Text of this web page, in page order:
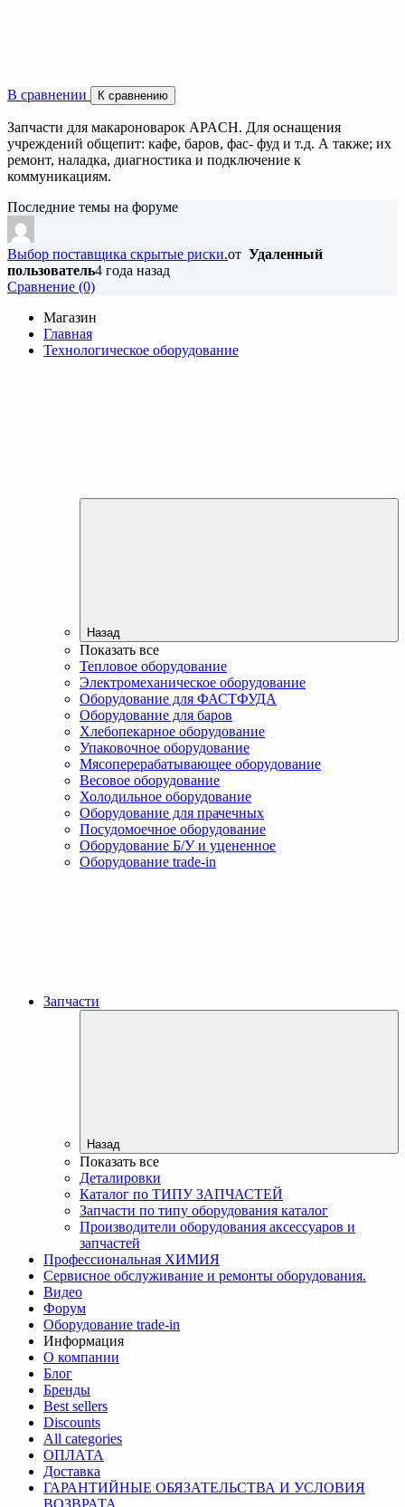
В сравнении К сравнению
Запчасти для макароноварок APACH. Для оснащения
учреждений общепит: кафе, баров, фас- фуд и т.д. А также; их
ремонт, наладка, диагностика и подключение к
коммуникациям.
Последние темы на форуме
Выбор поставщика скрытые риски.от Удаленный
пользователь4 года назад
Cравнение (0)
Магазин
Главная
Технологическое оборудование
Назад
Показать все
Тепловое оборудование
Электромеханическое оборудование
Оборудование для ФАСТФУДА
Оборудование для баров
Хлебопекарное оборудование
Упаковочное оборудование
Мясоперерабатывающее оборудование
Весовое оборудование
Холодильное оборудование
Оборудование для прачечных
Посудомоечное оборудование
Оборудование Б/У и уцененное
Оборудование trade-in
Запчасти
Назад
Показать все
Деталировки
Каталог по ТИПУ ЗАПЧАСТЕЙ
Запчасти по типу оборудования каталог
Производители оборудования аксессуаров и
запчастей
Профессиональная ХИМИЯ
Сервисное обслуживание и ремонты оборудования.
Видео
Форум
Оборудование trade-in
Информация
О компании
Блог
Бренды
Best sellers
Discounts
All categories
ОПЛАТА
Доставка
ГАРАНТИЙНЫЕ ОБЯЗАТЕЛЬСТВА И УСЛОВИЯ
ВОЗВРАТА